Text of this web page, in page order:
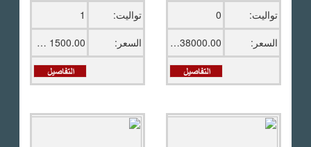
تواليت:
0
السعر:
38000.00 ج.م
تواليت:
1
السعر:
1500.00 دولار امريكى